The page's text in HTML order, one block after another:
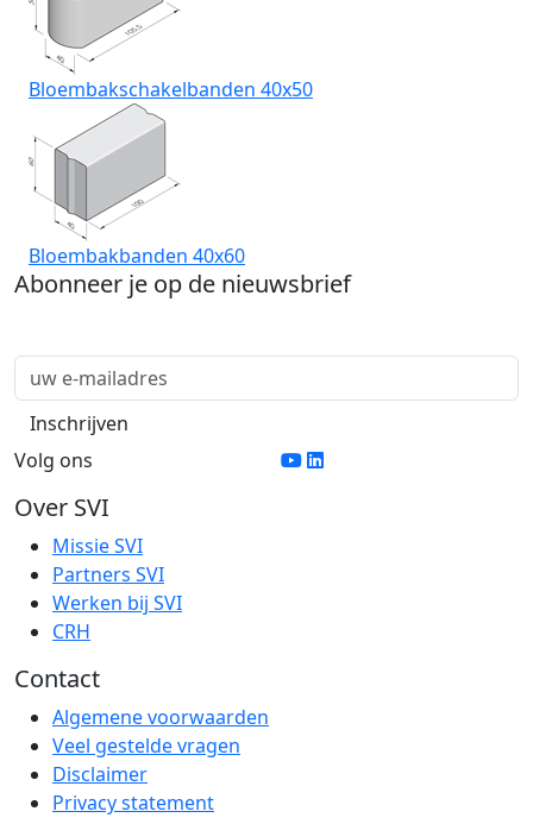
Bloembakschakelbanden 40x50
Bloembakbanden 40x60
Abonneer je op de nieuwsbrief
Volg ons
Over SVI
Missie SVI
Partners SVI
Werken bij SVI
CRH
Contact
Algemene voorwaarden
Veel gestelde vragen
Disclaimer
Privacy statement